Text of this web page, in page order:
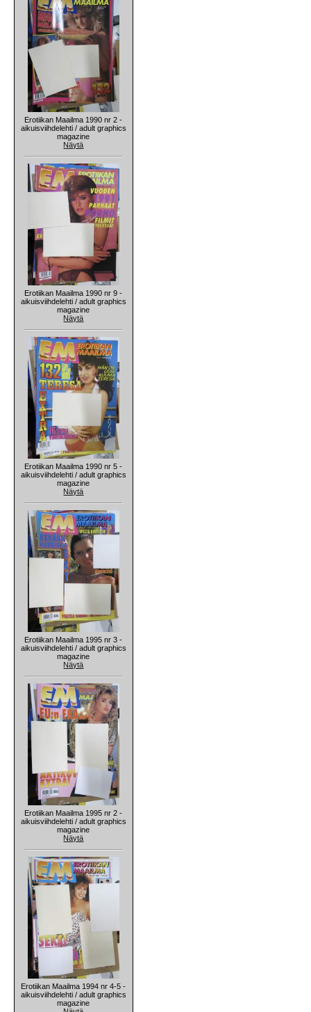
Erotiikan Maailma 1990 nr 2 -
aikuisviihdelehti / adult graphics
magazine
Näytä
Erotiikan Maailma 1990 nr 9 -
aikuisviihdelehti / adult graphics
magazine
Näytä
Erotiikan Maailma 1990 nr 5 -
aikuisviihdelehti / adult graphics
magazine
Näytä
Erotiikan Maailma 1995 nr 3 -
aikuisviihdelehti / adult graphics
magazine
Näytä
Erotiikan Maailma 1995 nr 2 -
aikuisviihdelehti / adult graphics
magazine
Näytä
Erotiikan Maailma 1994 nr 4-5 -
aikuisviihdelehti / adult graphics
magazine